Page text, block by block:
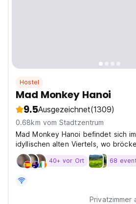
Hostel
Mad Monkey Hanoi
9.5Ausgezeichnet(1309)
0.68km vom Stadtzentrum
Mad Monkey Hanoi befindet sich
idyllischen alten Viertels, wo
Kolonialfassaden
40+ vor Ort 68
Privatzimmer